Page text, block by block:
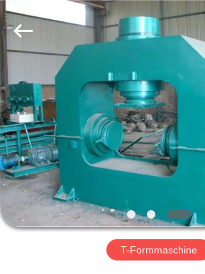
HAUS
PRODUKTE
VR
SHOW
ÜBER
Ltd..
All
Rights
Reserved.
by
T-Formmaschine